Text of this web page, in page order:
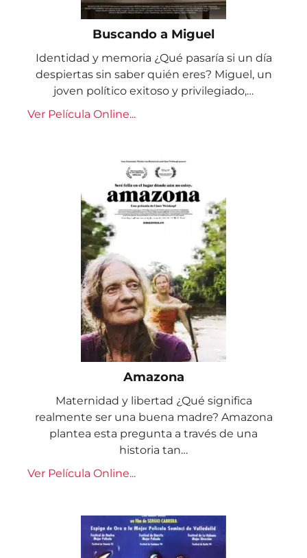
Buscando a Miguel
Identidad y memoria ¿Qué pasaría si un día
despiertas sin saber quién eres? Miguel, un
joven político exitoso y privilegiado,…
Ver Película Online...
Amazona
Maternidad y libertad ¿Qué significa
realmente ser una buena madre? Amazona
plantea esta pregunta a través de una
historia tan…
Ver Película Online...